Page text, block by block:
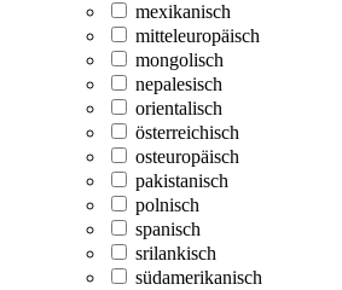
mexikanisch
mitteleuropäisch
mongolisch
nepalesisch
orientalisch
österreichisch
osteuropäisch
pakistanisch
polnisch
spanisch
srilankisch
südamerikanisch